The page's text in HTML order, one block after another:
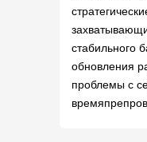
стабильного
обновления
проблемы с